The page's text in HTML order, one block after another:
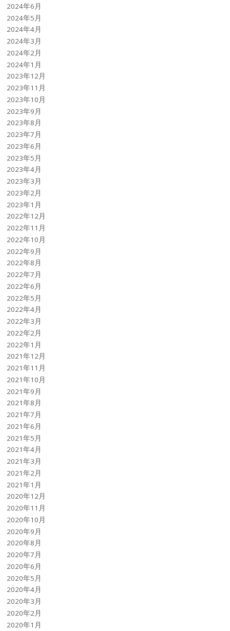
2024年6月
2024年5月
2024年4月
2024年3月
2024年2月
2024年1月
2023年12月
2023年11月
2023年10月
2023年9月
2023年8月
2023年7月
2023年6月
2023年5月
2023年4月
2023年3月
2023年2月
2023年1月
2022年12月
2022年11月
2022年10月
2022年9月
2022年8月
2022年7月
2022年6月
2022年5月
2022年4月
2022年3月
2022年2月
2022年1月
2021年12月
2021年11月
2021年10月
2021年9月
2021年8月
2021年7月
2021年6月
2021年5月
2021年4月
2021年3月
2021年2月
2021年1月
2020年12月
2020年11月
2020年10月
2020年9月
2020年8月
2020年7月
2020年6月
2020年5月
2020年4月
2020年3月
2020年2月
2020年1月